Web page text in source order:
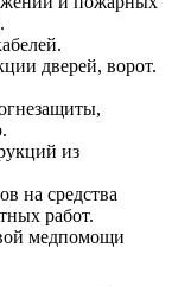
дверей, ворот.
из
на средства
работ.
медпомощи